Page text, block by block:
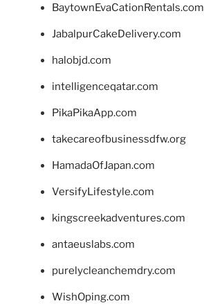
BaytownEvaCationRentals.com
JabalpurCakeDelivery.com
halobjd.com
intelligenceqatar.com
PikaPikaApp.com
takecareofbusinessdfw.org
HamadaOfJapan.com
VersifyLifestyle.com
kingscreekadventures.com
antaeuslabs.com
purelycleanchemdry.com
WishOping.com